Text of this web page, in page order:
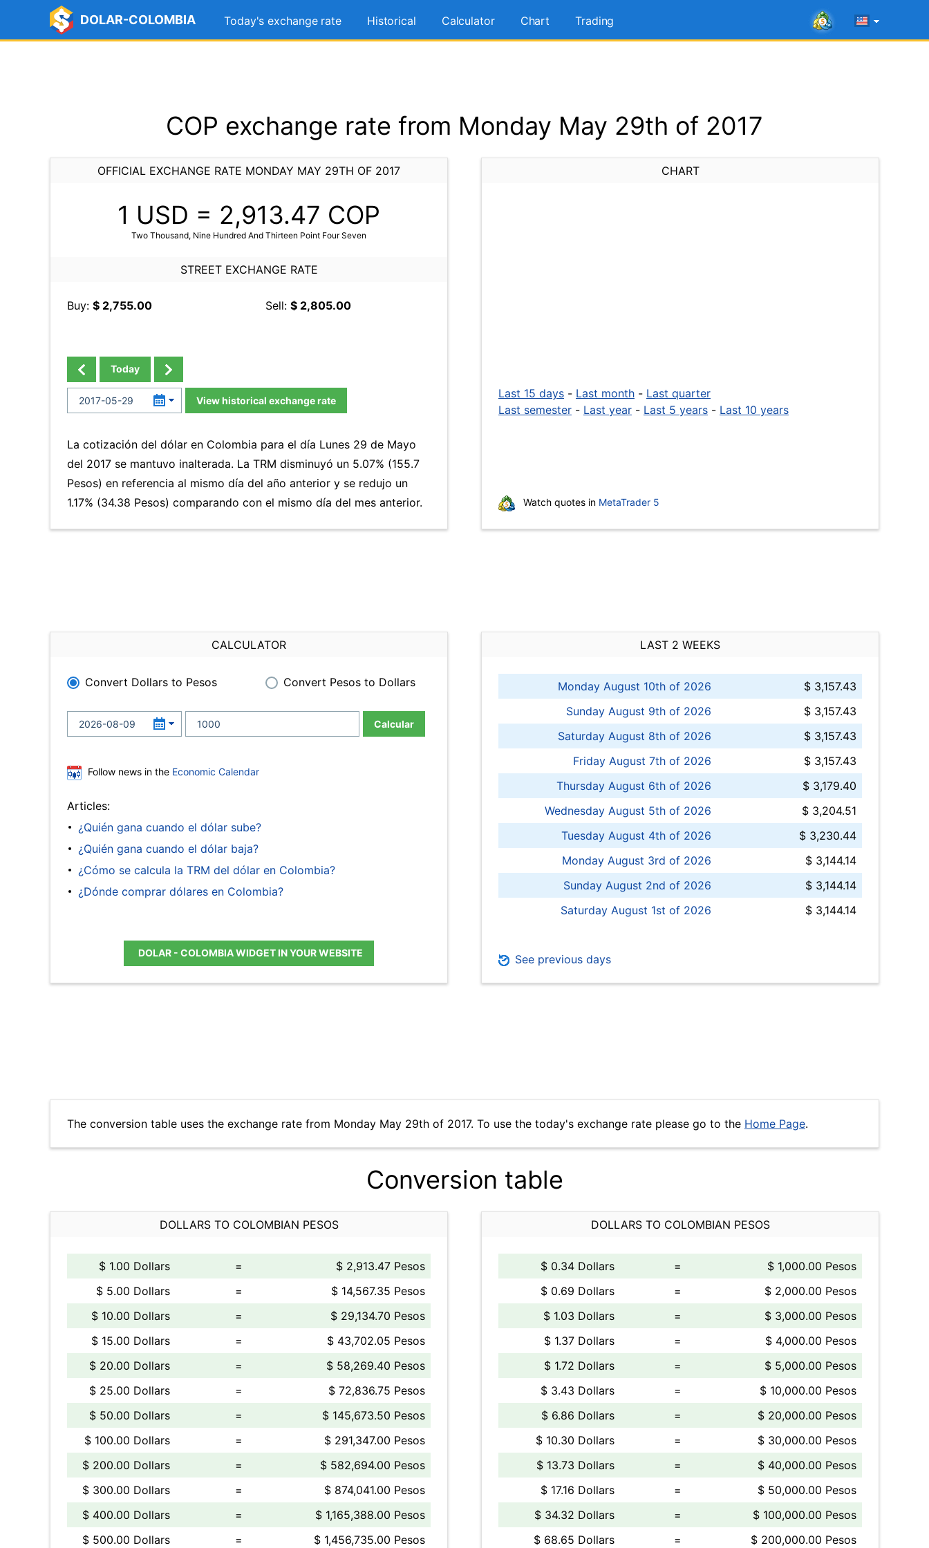
DOLAR-COLOMBIA Today's exchange rate Historical Calculator Chart Trading
COP exchange rate from Monday May 29th of 2017
OFFICIAL EXCHANGE RATE MONDAY MAY 29TH OF 2017
1 USD = 2,913.47 COP
Two Thousand, Nine Hundred And Thirteen Point Four Seven
STREET EXCHANGE RATE
Buy: $ 2,755.00 Sell: $ 2,805.00
Today
View historical exchange rate
La cotización del dólar en Colombia para el día Lunes 29 de Mayo
del 2017 se mantuvo inalterada. La TRM disminuyó un 5.07% (155.7
Pesos) en referencia al mismo día del año anterior y se redujo un
1.17% (34.38 Pesos) comparando con el mismo día del mes anterior.
CHART
Last 15 days - Last month - Last quarter
Last semester - Last year - Last 5 years - Last 10 years
Watch quotes in MetaTrader 5
CALCULATOR
Convert Dollars to Pesos Convert Pesos to Dollars
Calcular
Follow news in the Economic Calendar
Articles:
¿Quién gana cuando el dólar sube?
¿Quién gana cuando el dólar baja?
¿Cómo se calcula la TRM del dólar en Colombia?
¿Dónde comprar dólares en Colombia?
DOLAR - COLOMBIA WIDGET IN YOUR WEBSITE
LAST 2 WEEKS
Monday August 10th of 2026
$ 3,157.43
Sunday August 9th of 2026
$ 3,157.43
Saturday August 8th of 2026
$ 3,157.43
Friday August 7th of 2026
$ 3,157.43
Thursday August 6th of 2026
$ 3,179.40
Wednesday August 5th of 2026
$ 3,204.51
Tuesday August 4th of 2026
$ 3,230.44
Monday August 3rd of 2026
$ 3,144.14
Sunday August 2nd of 2026
$ 3,144.14
Saturday August 1st of 2026
$ 3,144.14
See previous days
The conversion table uses the exchange rate from Monday May 29th of 2017. To use the today's exchange rate please go to the Home Page.
Conversion table
DOLLARS TO COLOMBIAN PESOS
$ 1.00 Dollars =
$ 2,913.47 Pesos
$ 5.00 Dollars
=
$ 14,567.35 Pesos
$ 10.00 Dollars
=
$ 29,134.70 Pesos
$ 15.00 Dollars
=
$ 43,702.05 Pesos
$ 20.00 Dollars
=
$ 58,269.40 Pesos
$ 25.00 Dollars
=
$ 72,836.75 Pesos
$ 50.00 Dollars
=
$ 145,673.50 Pesos
$ 100.00 Dollars
=
$ 291,347.00 Pesos
$ 200.00 Dollars
=
$ 582,694.00 Pesos
$ 300.00 Dollars
=
$ 874,041.00 Pesos
$ 400.00 Dollars
=
$ 1,165,388.00 Pesos
$ 500.00 Dollars
= $ 1,456,735.00 Pesos
DOLLARS TO COLOMBIAN PESOS
$ 0.34 Dollars =
$ 1,000.00 Pesos
$ 0.69 Dollars
=
$ 2,000.00 Pesos
$ 1.03 Dollars
=
$ 3,000.00 Pesos
$ 1.37 Dollars
=
$ 4,000.00 Pesos
$ 1.72 Dollars
=
$ 5,000.00 Pesos
$ 3.43 Dollars
=
$ 10,000.00 Pesos
$ 6.86 Dollars
=
$ 20,000.00 Pesos
$ 10.30 Dollars
=
$ 30,000.00 Pesos
$ 13.73 Dollars
=
$ 40,000.00 Pesos
$ 17.16 Dollars
=
$ 50,000.00 Pesos
$ 34.32 Dollars
=
$ 100,000.00 Pesos
$ 68.65 Dollars
= $ 200,000.00 Pesos